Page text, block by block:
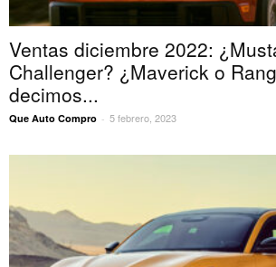
Ventas diciembre 2022:
Challenger? ¿Maverick o
decimos...
Que Auto Compro - 5 febrero, 2023